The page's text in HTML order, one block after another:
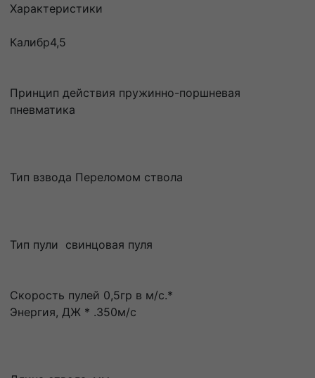
Характеристики
Калибр4,5
Принцип действия пружинно-поршневая
пневматика
Тип взвода Переломом ствола
Тип пули свинцовая пуля
Скорость пулей 0,5гр в м/с.*
Энергия, ДЖ * .350м/с